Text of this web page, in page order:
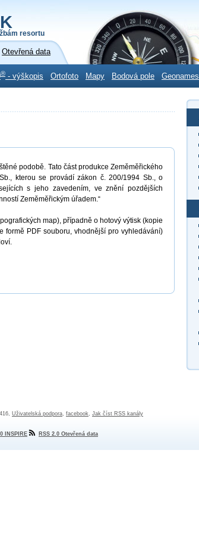
resortu
Otevřená data
® - výškopis Ortofoto Mapy Bodová pole Geonames
podobě. Tato část produkce Zeměměřického
kterou se provádí zákon č. 200/1994 Sb., o
s jeho zavedením, ve znění pozdějších
Zeměměřickým úřadem.“
map), případně o hotový výtisk (kopie
formě PDF souboru, vhodnější pro vyhledávání)
Uživatelská podpora, facebook, Jak číst RSS kanály
INSPIRE RSS 2.0 Otevřená data